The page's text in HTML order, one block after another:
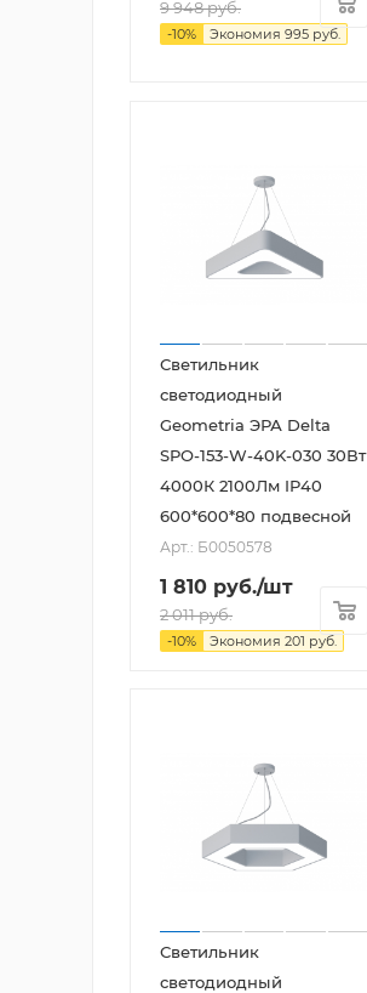
9 948руб.
-10% Экономия 995 руб.
Светильник
светодиодный
Geometria ЭРА Delta
SPO-153-W-40K-030 30Вт
4000К 2100Лм IP40
600*600*80 подвесной
Арт.: Б0050578
1 810 руб./шт
2 011руб.
-10% Экономия 201 руб.
Светильник
светодиодный